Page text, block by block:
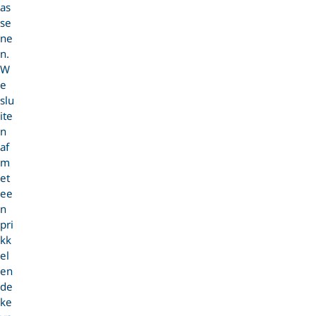
as
se
ne
n.
W
e
slu
ite
n
af
m
et
ee
n
pri
kk
el
en
de
ke